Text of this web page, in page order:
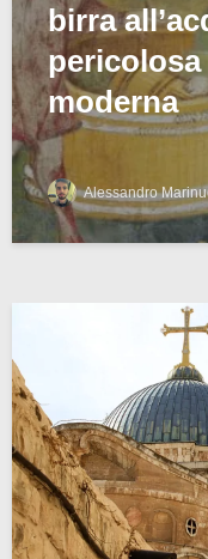
birra
moderna
Alessandro